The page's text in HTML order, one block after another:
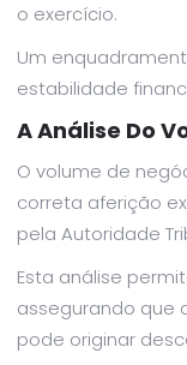
o exercício.
Um
estabilidade
A Análise Do
O volume de
correta aferição
pela Autoridade
Esta análise
assegurando que
pode originar